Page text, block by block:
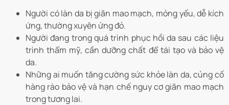
Người có làn da bị giãn mao mạch, mỏng yếu, dễ kích
ứng, thường xuyên ửng đỏ.
Người đang trong quá trình phục hồi da sau các liệu
trình thẩm mỹ, cần dưỡng chất để tái tạo và bảo vệ
da.
Những ai muốn tăng cường sức khỏe làn da, củng cố
hàng rào bảo vệ và hạn chế nguy cơ giãn mao mạch
trong tương lai.